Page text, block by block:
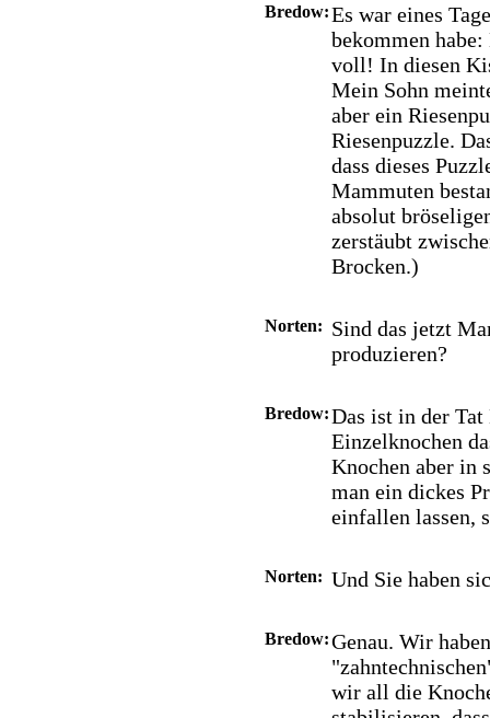
Bredow:Es war eines
bekommen
voll! In diesen
Mein Sohn
aber ein
Riesenpuzzle.
dass dieses
Mammuten
absolut
zerstäubt
Brocken.)
Norten: Sind das jetzt
produzieren?
Bredow:Das ist in der Tat
Einzelknochen
Knochen aber in
man ein dickes
einfallen lassen,
Norten: Und Sie haben
Bredow:Genau. Wir
wir all die